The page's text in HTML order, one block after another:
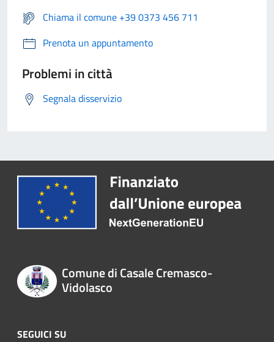
Chiama il comune +39 0373 456 711
Prenota un appuntamento
Problemi in città
Segnala disservizio
Comune di Casale Cremasco-
Vidolasco
SEGUICI SU